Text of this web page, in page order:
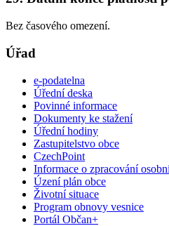
Bez časového omezení.
Úřad
e-podatelna
Úřední deska
Povinné informace
Dokumenty ke stažení
Úřední hodiny
Zastupitelstvo obce
CzechPoint
Informace o zpracování
Úzení plán obce
Životní situace
Program obnovy vesnice
Portál Občan+